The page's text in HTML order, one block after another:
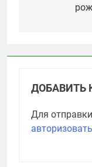
ДОБАВИТЬ
Для